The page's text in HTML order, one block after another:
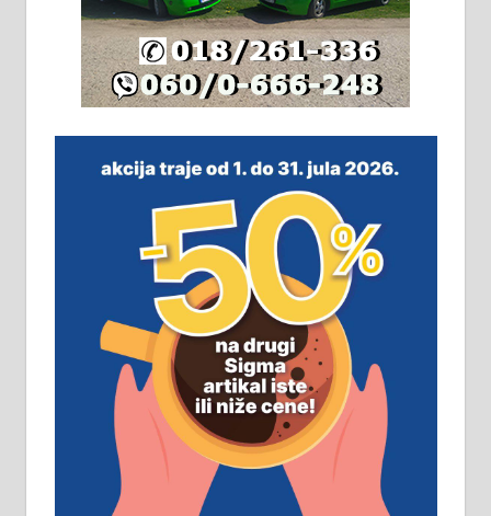
халу на Житковачком путу, на
плацу површине око 7 ари.
064/321-80-51; 063/102-35-25
м2 са плацем од 8 ари у Зеленом
виру у Алексинцу. Могућа
замена. 064/21-63-584
ПОСЛОВНИ ОГЛАСИ
Рудник и флотација Рудник
д.о.о. Рудник запошљава 20
помоћника рудара. Услови:
Основна школа, пожељно радно
искуство на истим и сличним
пословима, али не и неопходан
услов. Обезбеђен смештај,
превоз, исхрана. 032/57-41-122 –
локал 22